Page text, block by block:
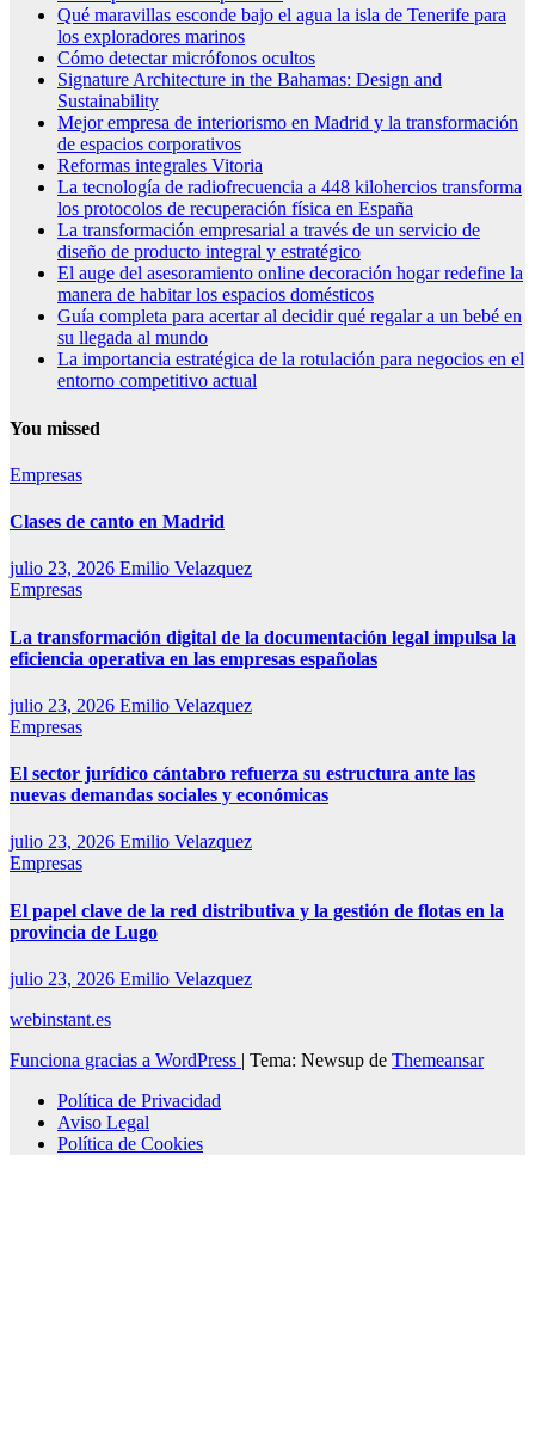
Qué maravillas esconde bajo el agua la isla de Tenerife para
los exploradores marinos
Cómo detectar micrófonos ocultos
Signature Architecture in the Bahamas: Design and
Sustainability
Mejor empresa de interiorismo en Madrid y la transformación
de espacios corporativos
Reformas integrales Vitoria
La tecnología de radiofrecuencia a 448 kilohercios transforma
los protocolos de recuperación física en España
La transformación empresarial a través de un servicio de
diseño de producto integral y estratégico
El auge del asesoramiento online decoración hogar redefine la
manera de habitar los espacios domésticos
Guía completa para acertar al decidir qué regalar a un bebé en
su llegada al mundo
La importancia estratégica de la rotulación para negocios en el
entorno competitivo actual
You missed
Empresas
Clases de canto en Madrid
julio 23, 2026 Emilio Velazquez
Empresas
La transformación digital de la documentación legal impulsa la
eficiencia operativa en las empresas españolas
julio 23, 2026 Emilio Velazquez
Empresas
El sector jurídico cántabro refuerza su estructura ante las
nuevas demandas sociales y económicas
julio 23, 2026 Emilio Velazquez
Empresas
El papel clave de la red distributiva y la gestión de flotas en la
provincia de Lugo
julio 23, 2026 Emilio Velazquez
webinstant.es
Funciona gracias a WordPress | Tema: Newsup de Themeansar
Política de Privacidad
Aviso Legal
Política de Cookies